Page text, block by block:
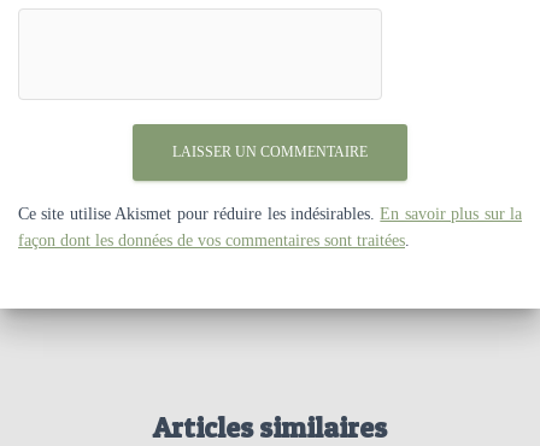
Ce site utilise Akismet pour réduire les indésirables.En savoir plus sur la
façon dont les données de vos commentaires sont traitées
Articles similaires